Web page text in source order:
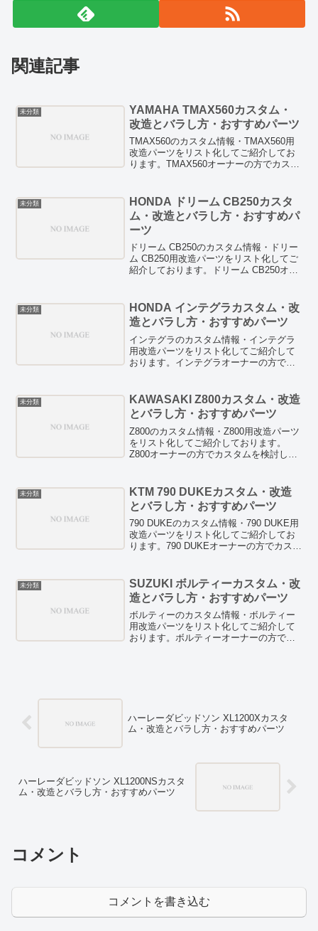
関連記事
未分類
YAMAHA TMAX560カスタム・
改造とバラし方・おすすめパーツ
TMAX560のカスタム情報・TMAX560用
改造パーツをリスト化してご紹介してお
ります。TMAX560オーナーの方でカスタ
しています。また、燃費向上テクニック
や燃費向上グッズの検証記事などもあり
ますので、ぜひチェックしてみてくださ
い。
未分類
HONDA ドリーム CB250カスタ
ム・改造とバラし方・おすすめパ
ーツ
ドリーム CB250のカスタム情報・ドリー
ム CB250用改造パーツをリスト化してご
紹介しております。ドリーム CB250オー
アップパーツも紹介しています。また、
燃費向上テクニックや燃費向上グッズの
検証記事などもありますので、ぜひチェ
ックしてみてください。
未分類
HONDA インテグラカスタム・改
造とバラし方・おすすめパーツ
インテグラのカスタム情報・インテグラ
用改造パーツをリスト化してご紹介して
おります。インテグラオーナーの方でカ
紹介しています。また、燃費向上テクニ
ックや燃費向上グッズの検証記事なども
ありますので、ぜひチェックしてみてく
ださい。
未分類
KAWASAKI Z800カスタム・改造
とバラし方・おすすめパーツ
Z800のカスタム情報・Z800用改造パーツ
をリスト化してご紹介しております。
Z800オーナーの方でカスタムを検討して
また、燃費向上テクニックや燃費向上グ
ッズの検証記事などもありますので、ぜ
ひチェックしてみてください。
未分類
KTM 790 DUKEカスタム・改造
とバラし方・おすすめパーツ
790 DUKEのカスタム情報・790 DUKE用
改造パーツをリスト化してご紹介してお
ります。790 DUKEオーナーの方でカスタ
しています。また、燃費向上テクニック
や燃費向上グッズの検証記事などもあり
ますので、ぜひチェックしてみてくださ
い。
未分類
SUZUKI ボルティーカスタム・改
造とバラし方・おすすめパーツ
ボルティーのカスタム情報・ボルティー
用改造パーツをリスト化してご紹介して
おります。ボルティーオーナーの方でカ
ハーレーダビッドソン XL1200Xカスタ
ム・改造とバラし方・おすすめパーツ
ハーレーダビッドソン XL1200NSカスタ
ム・改造とバラし方・おすすめパーツ
コメント
コメントを書き込む